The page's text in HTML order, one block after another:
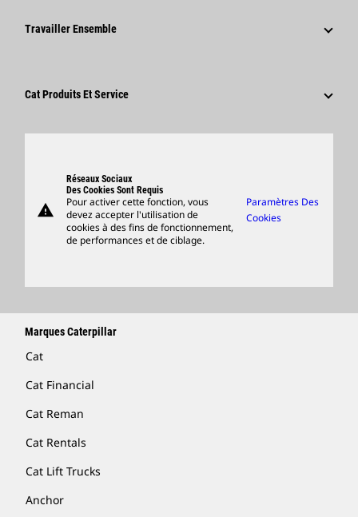
Code De Conduite
Innovation
Pourquoi Choisir Caterpillar ?
Travailler Ensemble
Fournisseurs
Cat Produits Et Service
Support
Merchandise
Rechercher Un Concessionnaire
warning
Réseaux Sociaux
Des Cookies Sont Requis
Pour activer cette fonction, vous
devez accepter l'utilisation de
cookies à des fins de fonctionnement,
de performances et de ciblage.
Paramètres Des
Cookies
Marques Caterpillar
Cat
Cat Financial
Cat Reman
Cat Rentals
Cat Lift Trucks
Anchor